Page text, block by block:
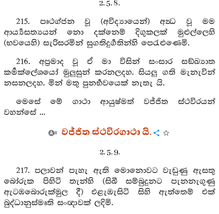
2. 5. 8.
215. පෘථග්ජන වූ (අවිද්‍යායෙන්) අන්‍ධ වූ මම
ආර්‍ය්‍යසත්‍යයන් නො දක්නෙම් දිගුකලක් මුළුල්ලෙහි
(භවයෙහි) සැරිසරමින් සුගතිදුර්‍ගතින්හි පෙරැළුණෙමි.
216. අප්‍රමාද වූ ඒ මා විසින් සංසාර සඞ්ඛ්‍යාත
කර්‍මක්ලේශයෝ මුලුසුන් කරනලදහ. සියලු ගති මැනැවින්
නසනලදහ. මින් මතු පුනර්‍භවයෙක් නැතැ යි.
මෙසේ මේ ගාථා ආයුෂ්මත් වජ්ජිත ස්ථවිරයන්
වහන්සේ ...
වජ්ජිත ස්ථවිරගාථා යි.
2. 5. 9.
217. පලාවන් පැහැ ඇති මොනොවට වැඩුණු ඇසතු
බෝරුක පිහිටි තැන්හි (සිඛී සම්බුදුනට පැනනැගුණු
ඇටඹබොරුක්මුල දී) එළැඹැසිටි සිහි ඇත්තෙම් එක්
බුද්ධානුස්මෘති සංඥාවක් ලදිමි.